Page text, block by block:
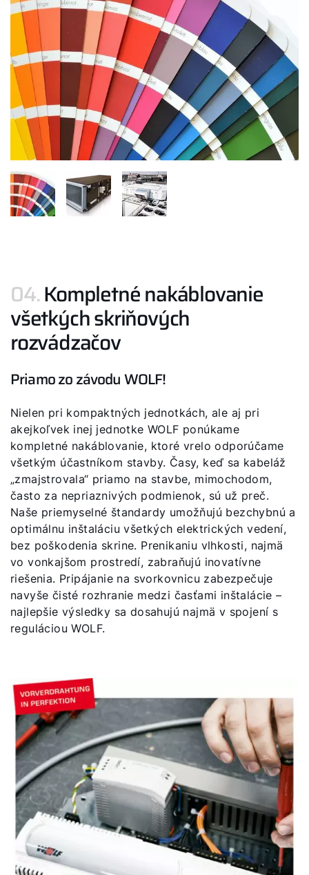
04.Kompletné nakáblovanie
všetkých skriňových
rozvádzačov
Priamo zo závodu WOLF!
Nielen pri kompaktných jednotkách, ale aj pri
akejkoľvek inej jednotke WOLF ponúkame
kompletné nakáblovanie, ktoré vrelo odporúčame
všetkým účastníkom stavby. Časy, keď sa kabeláž
„zmajstrovala“ priamo na stavbe, mimochodom,
často za nepriaznivých podmienok, sú už preč.
Naše priemyselné štandardy umožňujú bezchybnú a
optimálnu inštaláciu všetkých elektrických vedení,
bez poškodenia skrine. Prenikaniu vlhkosti, najmä
vo vonkajšom prostredí, zabraňujú inovatívne
riešenia. Pripájanie na svorkovnicu zabezpečuje
navyše čisté rozhranie medzi časťami inštalácie –
najlepšie výsledky sa dosahujú najmä v spojení s
reguláciou WOLF.